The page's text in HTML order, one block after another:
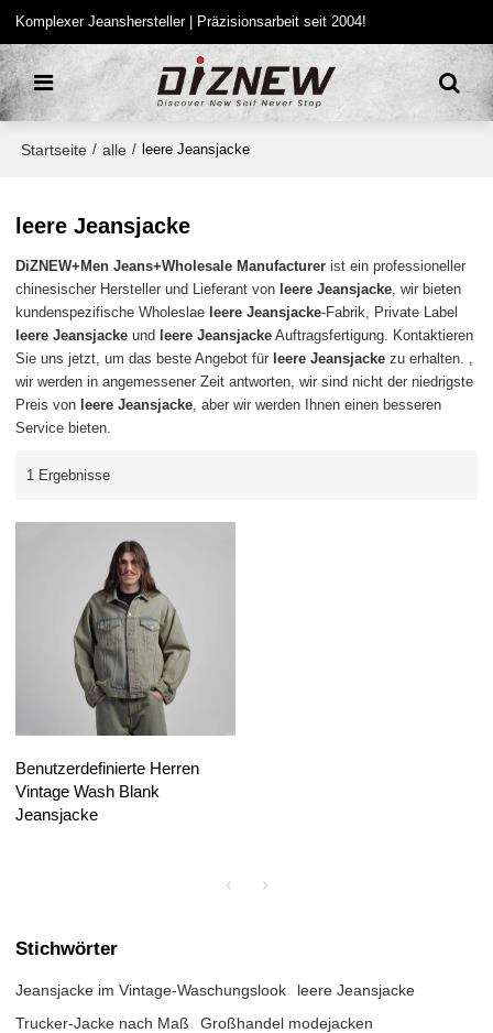
Komplexer Jeanshersteller | Präzisionsarbeit seit 2004!
Startseite / alle / leere Jeansjacke
leere Jeansjacke
DiZNEW+Men Jeans+Wholesale Manufacturer ist ein professioneller
chinesischer Hersteller und Lieferant von leere Jeansjacke, wir bieten
kundenspezifische Wholeslae leere Jeansjacke-Fabrik, Private Label
leere Jeansjacke und leere Jeansjacke Auftragsfertigung. Kontaktieren
Sie uns jetzt, um das beste Angebot für leere Jeansjacke zu erhalten. ,
wir werden in angemessener Zeit antworten, wir sind nicht der niedrigste
Preis von leere Jeansjacke, aber wir werden Ihnen einen besseren
Service bieten.
1 Ergebnisse
Benutzerdefinierte Herren
Vintage Wash Blank
Jeansjacke
Stichwörter
Jeansjacke im Vintage-Waschungslook
leere Jeansjacke
Trucker-Jacke nach Maß
Großhandel modejacken